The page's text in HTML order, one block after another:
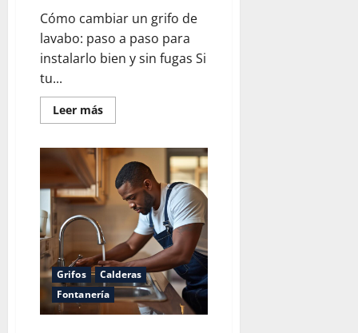
Cómo cambiar un grifo de
lavabo: paso a paso para
instalarlo bien y sin fugas Si
tu...
Leer másLeer
más
Cómo
cambiar
un
grifo
de
lavabo
Grifos
Calderas
Fontanería